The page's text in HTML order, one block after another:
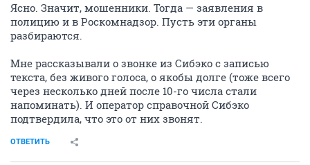
Ясно. Значит, мошенники. Тогда — заявления в
полицию и в Роскомнадзор. Пусть эти органы
разбираются.
Мне рассказывали о звонке из Сибэко с записью
текста, без живого голоса, о якобы долге (тоже всего
через несколько дней после 10-го числа стали
напоминать). И оператор справочной Сибэко
подтвердила, что это от них звонят.
ОТВЕТИТЬ